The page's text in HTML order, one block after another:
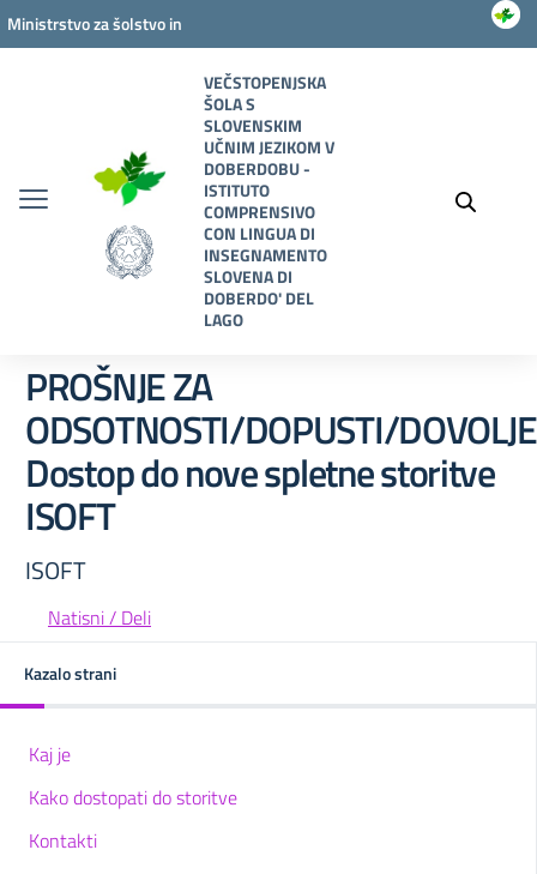
Vai ai contenuti
Vai al menu di navigazione
Vai al footer
Ministrstvo za šolstvo in
VEČSTOPENJSKA
ŠOLA S
SLOVENSKIM
UČNIM JEZIKOM V
DOBERDOBU -
ISTITUTO
COMPRENSIVO
CON LINGUA DI
INSEGNAMENTO
SLOVENA DI
DOBERDO' DEL
LAGO
PROŠNJE ZA
ODSOTNOSTI/DOPUSTI/
Dostop do nove spletne storitve
ISOFT
ISOFT
Natisni / Deli
Kazalo strani
Kaj je
Kako dostopati do storitve
Kontakti